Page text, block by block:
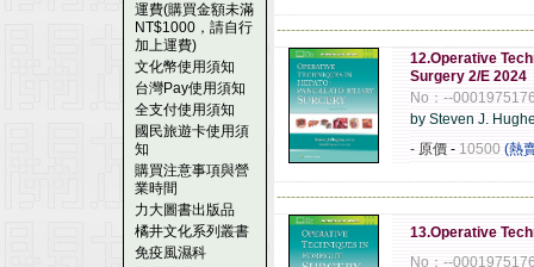
運費(購買金額未滿
NT$1000，請自行
加上運費)
文化幣使用須知
台灣Pay使用須知
全支付使用須知
國民旅遊卡使用須
知
購買注意事項與營
業時間
力大圖書出版品
橘井文化系列叢書
免疫風濕科
12.Operative
Surgery 2/E 2024
No：--
by Steven J.
- 原價 - 10500 (熱
13.Operative
No：--